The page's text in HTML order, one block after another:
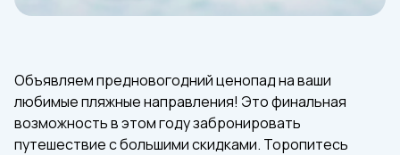
Объявляем предновогодний ценопад на ваши
любимые пляжные направления! Это финальная
возможность в этом году забронировать
путешествие с большими скидками. Торопитесь